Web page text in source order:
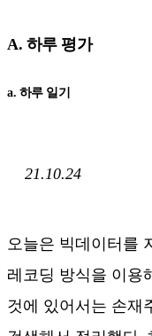
A. 하루 평가
a. 하루 일기
21.10.24
오늘은 빅데이터를
레코딩 방식을 이용
것에 있어서는 손재